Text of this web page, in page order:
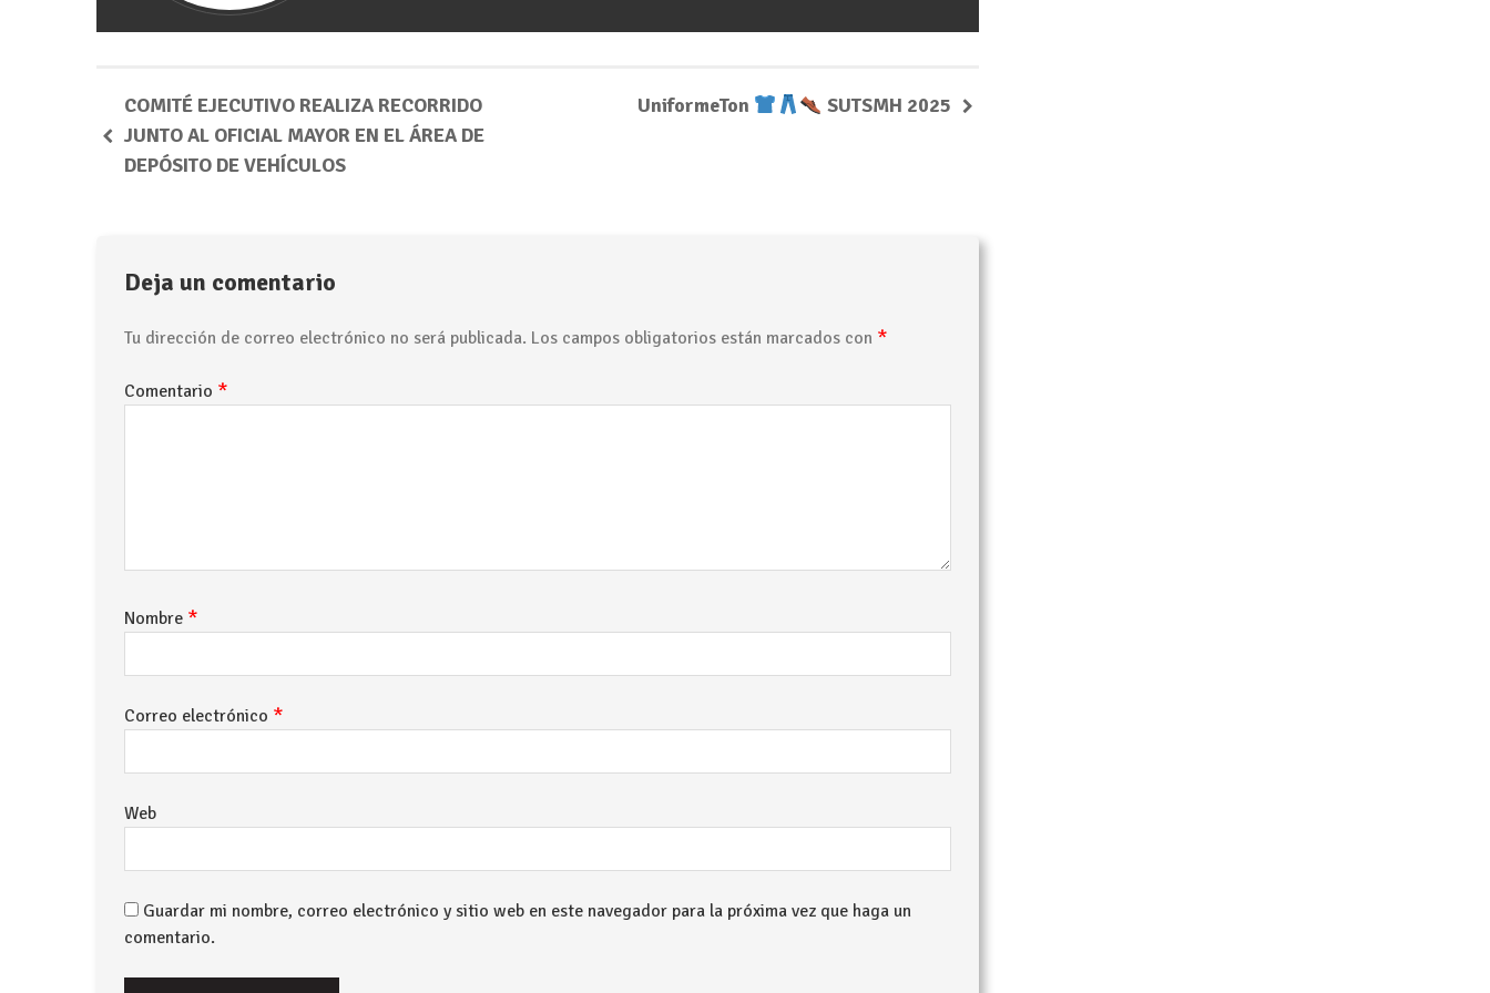
COMITÉ EJECUTIVO REALIZA RECORRIDO
JUNTO AL OFICIAL MAYOR EN EL ÁREA DE
DEPÓSITO DE VEHÍCULOS
UniformeTon SUTSMH 2025
Deja un comentario
Tu dirección de correo electrónico no será publicada. Los campos obligatorios están marcados con *
Comentario *
Nombre *
Correo electrónico *
Web
Guardar mi nombre, correo electrónico y sitio web en este navegador para la próxima vez que haga un
comentario.